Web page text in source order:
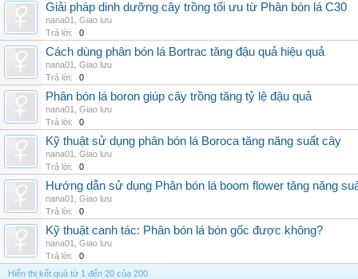
Giải pháp dinh dưỡng cây trồng tối ưu từ Phân bón lá C30
nana01
Giao lưu
Trả lời:
0
Cách dùng phân bón lá Bortrac tăng đậu quả hiệu quả
nana01
Giao lưu
Trả lời:
0
Phân bón lá boron giúp cây trồng tăng tỷ lệ đậu quả
nana01
Giao lưu
Trả lời:
0
Kỹ thuật sử dụng phân bón lá Boroca tăng năng suất cây
nana01
Giao lưu
Trả lời:
0
Hướng dẫn sử dụng Phân bón lá boom flower tăng năng
nana01
Giao lưu
Trả lời:
0
Kỹ thuật canh tác: Phân bón lá bón gốc được không?
nana01
Giao lưu
Trả lời:
0
Hiển thị kết quả từ 1 đến 20 của 200